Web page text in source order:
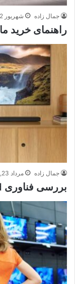
جمال زاده شهریور 2, 1404
راهنمای
جمال زاده مرداد 23, 1404
بررسی فناوری Qled در تلویزیون سامسونگ